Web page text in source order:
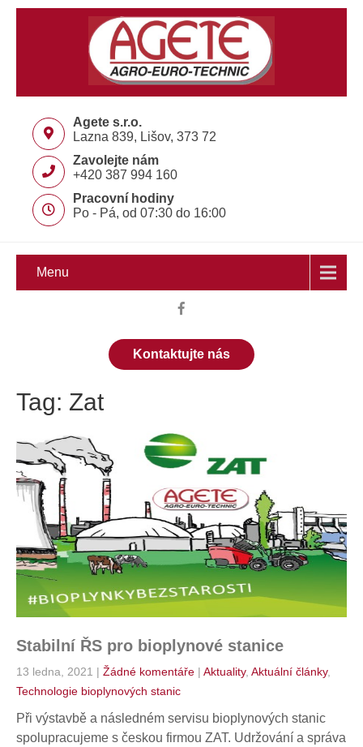
Agete s.r.o.
Lazna 839, Lišov, 373 72
Zavolejte nám
+420 387 994 160
Pracovní hodiny
Po - Pá, od 07:30 do 16:00
Menu
Kontaktujte nás
Tag: Zat
Stabilní ŘS pro bioplynové stanice
13 ledna, 2021 | Žádné komentáře | Aktuality, Aktuální články,
Technologie bioplynových stanic
Při výstavbě a následném servisu bioplynových stanic
spolupracujeme s českou firmou ZAT. Udržování a správa